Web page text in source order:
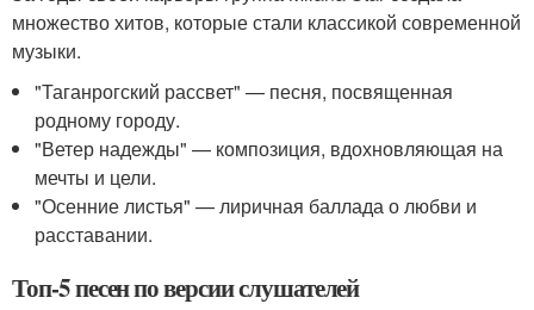
множество хитов, которые стали классикой современной
музыки.
"Таганрогский рассвет" — песня, посвященная
родному городу.
"Ветер надежды" — композиция, вдохновляющая на
мечты и цели.
"Осенние листья" — лиричная баллада о любви и
расставании.
Топ-5 песен по версии слушателей